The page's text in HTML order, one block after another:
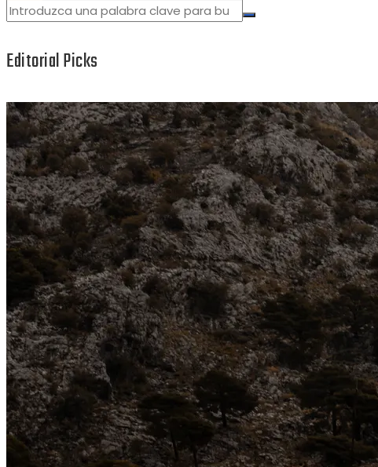
Editorial Picks